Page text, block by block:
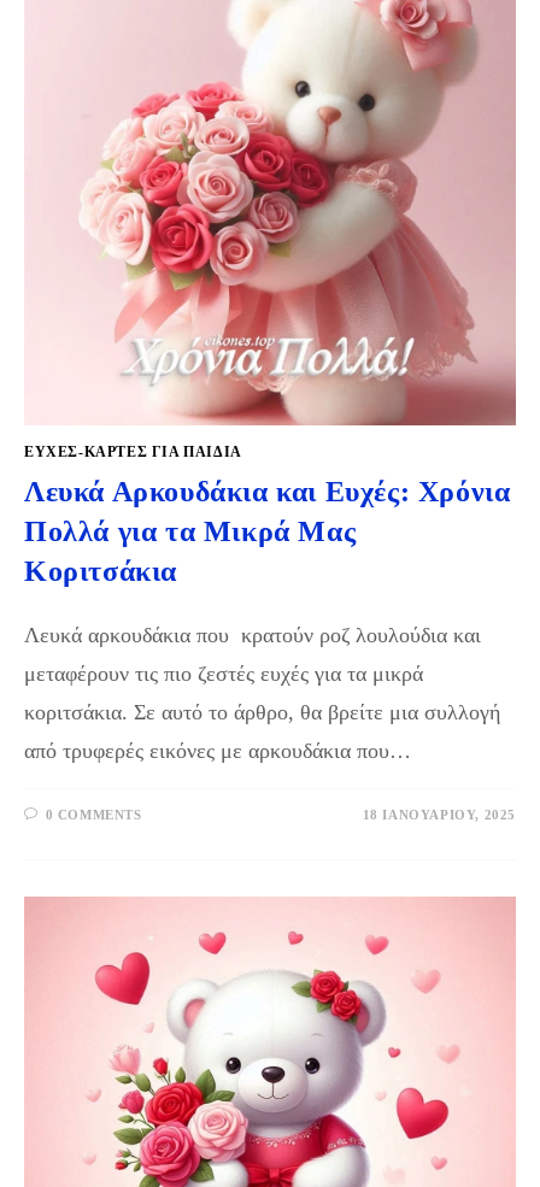
ΕΥΧΈΣ-ΚΆΡΤΕΣ ΓΙΑ ΠΑΙΔΙΆ
Λευκά Αρκουδάκια και Ευχές: Χρόνια
Πολλά για τα Μικρά Μας
Κοριτσάκια
Λευκά αρκουδάκια που κρατούν ροζ λουλούδια και
μεταφέρουν τις πιο ζεστές ευχές για τα μικρά
κοριτσάκια. Σε αυτό το άρθρο, θα βρείτε μια συλλογή
από τρυφερές εικόνες με αρκουδάκια που…
0 COMMENTS 18 ΙΑΝΟΥΑΡΊΟΥ, 2025